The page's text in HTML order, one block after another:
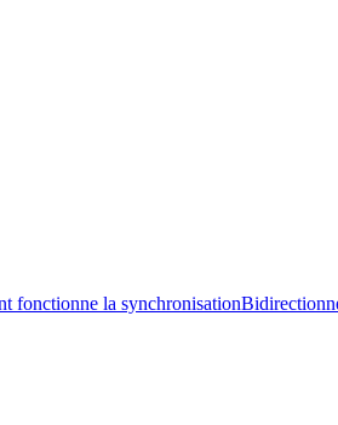
fonctionne la synchronisation